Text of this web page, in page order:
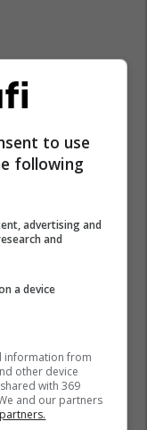
to use
following
advertising and
and
a device
information from
other device
with 369
and our partners